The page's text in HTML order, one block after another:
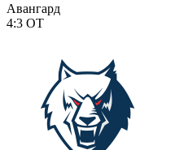
Авангард
4:3 ОТ